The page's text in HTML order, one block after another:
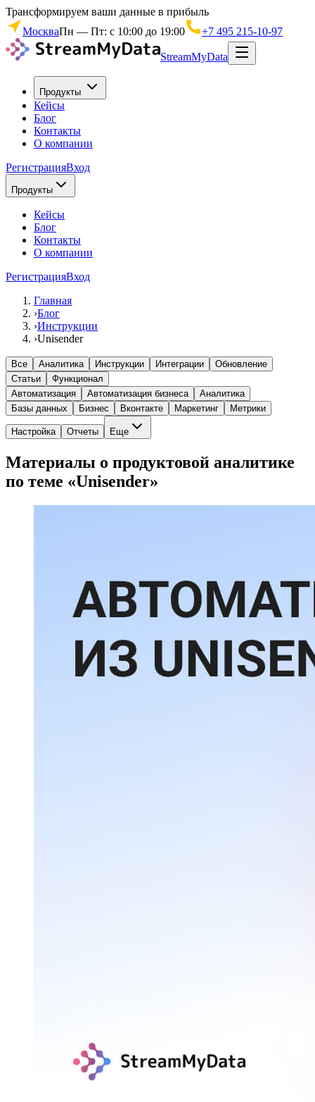
Трансформируем ваши данные в прибыль
МоскваПн — Пт: с 10:00 до 19:00 +7 495 215-10-97
StreamMyData
Продукты
Кейсы
Блог
Контакты
О компании
РегистрацияВход
Продукты
Кейсы
Блог
Контакты
О компании
РегистрацияВход
Главная
›Блог
›Инструкции
›Unisender
Все Аналитика Инструкции Интеграции
Обновление
Статьи
Функционал
Автоматизация
Автоматизация бизнеса
Аналитика
Базы данных
Бизнес Вконтакте Маркетинг Метрики
Настройка Отчеты Еще
Материалы о продуктовой аналитике
по теме «Unisender»